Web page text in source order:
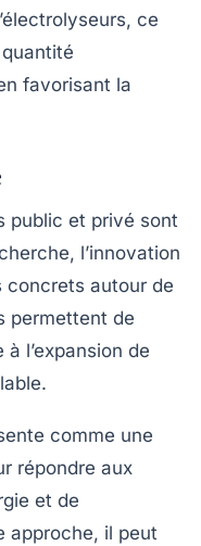
, ce
favorisant la
public et privé sont
l’innovation
concrets autour de
permettent de
l’expansion de
comme une
répondre aux
et de
approche, il peut